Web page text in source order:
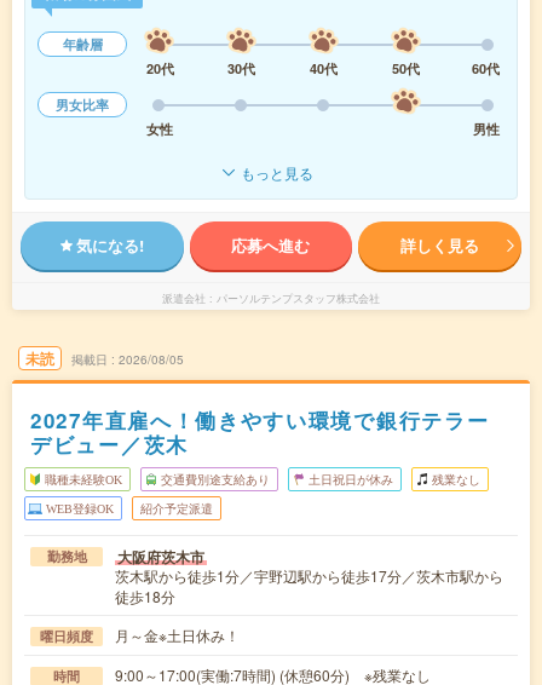
年齢層
20代
30代 40代 50代
60代
男女比率
女性
男性
もっと見る
気になる! 応募へ進む 詳しく見る
派遣会社 パーソルテンプスタッフ株式会社
未読 掲載日 2026/08/05
2027年直雇へ！働きやすい環境で銀行テラー
デビュー／茨木
職種未経験OK 交通費別途支給あり 土日祝日が休み 残業なし
WEB登録OK 紹介予定派遣
勤務地 大阪府茨木市
茨木駅から徒歩1分／宇野辺駅から徒歩17分／茨木市駅から
徒歩18分
曜日頻度 月～金※土日休み！
時間 9:00～17:00(実働:7時間) (休憩60分) ※残業なし